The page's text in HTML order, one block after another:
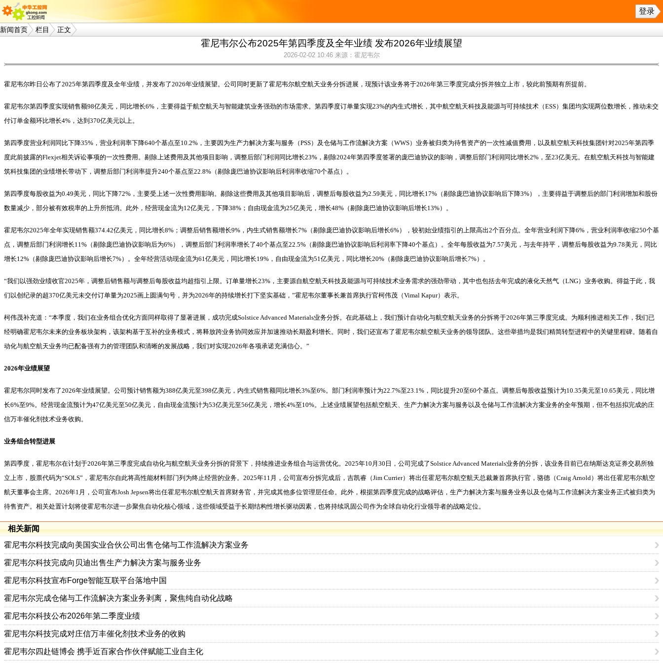
登录
新闻首页 栏目 正文
霍尼韦尔公布2025年第四季度及全年业绩 发布2026年业绩展望
2026-02-02 10:46 来源：霍尼韦尔
霍尼韦尔昨日公布了2025年第四季度及全年业绩，并发布了2026年业绩展望。公司同时更新了霍尼韦尔航空航天业务分拆进展，现预计该业务将于2026年第三季度完成分拆并独立上市，较此前预期有所提前。
霍尼韦尔第四季度实现销售额98亿美元，同比增长6%，主要得益于航空航天与智能建筑业务强劲的市场需求。第四季度订单量实现23%的内生式增长，其中航空航天科技及能源与可持续技术（ESS）集团均实现两位数增长，推动未交
付订单金额环比增长4%，达到370亿美元以上。
第四季度营业利润同比下降35%，营业利润率下降640个基点至10.2%，主要因为生产力解决方案与服务（PSS）及仓储与工作流解决方案（WWS）业务被归类为待售资产的一次性减值费用，以及航空航天科技集团针对2025年第四季
度此前披露的Flexjet相关诉讼事项的一次性费用。剔除上述费用及其他项目影响，调整后部门利润同比增长23%，剔除2024年第四季度签署的庞巴迪协议的影响，调整后部门利润同比增长2%，至23亿美元。在航空航天科技与智能建
筑科技集团的业绩增长带动下，调整后部门利润率提升240个基点至22.8%（剔除庞巴迪协议影响后利润率收缩70个基点）。
第四季度每股收益为0.49美元，同比下降72%，主要受上述一次性费用影响。剔除这些费用及其他项目影响后，调整后每股收益为2.59美元，同比增长17%（剔除庞巴迪协议影响后下降3%），主要得益于调整后的部门利润增加和股份
数量减少，部分被有效税率的上升所抵消。此外，经营现金流为12亿美元，下降38%；自由现金流为25亿美元，增长48%（剔除庞巴迪协议影响后增长13%）。
霍尼韦尔2025年全年实现销售额374.42亿美元，同比增长8%；调整后销售额增长9%，内生式销售额增长7%（剔除庞巴迪协议影响后增长6%），较初始业绩指引的上限高出2个百分点。全年营业利润下降6%，营业利润率收缩250个基
点，调整后部门利润增长11%（剔除庞巴迪协议影响后为6%），调整后部门利润率增长了40个基点至22.5%（剔除庞巴迪协议影响后利润率下降40个基点）。全年每股收益为7.57美元，与去年持平，调整后每股收益为9.78美元，同比
增长12%（剔除庞巴迪协议影响后增长7%）。全年经营活动现金流为61亿美元，同比增长19%，自由现金流为51亿美元，同比增长20%（剔除庞巴迪协议影响后增长7%）。
“我们以强劲业绩收官2025年，调整后销售额与调整后每股收益均超指引上限。订单量增长23%，主要源自航空航天科技及能源与可持续技术业务需求的强劲带动，其中也包括去年完成的液化天然气（LNG）业务收购。得益于此，我
们以创纪录的超370亿美元未交付订单量为2025画上圆满句号，并为2026年的持续增长打下坚实基础，”霍尼韦尔董事长兼首席执行官柯伟茂（Vimal Kapur）表示。
柯伟茂补充道：“本季度，我们在业务组合优化方面同样取得了显著进展，成功完成Solstice Advanced Materials业务分拆。在此基础上，我们预计自动化与航空航天业务的分拆将于2026年第三季度完成。为顺利推进相关工作，我们已
经明确霍尼韦尔未来的业务板块架构，该架构基于互补的业务模式，将释放跨业务协同效应并加速推动长期盈利增长。同时，我们还宣布了霍尼韦尔航空航天业务的领导团队。这些举措均是我们精简转型进程中的关键里程碑。随着自
动化与航空航天业务均已配备强有力的管理团队和清晰的发展战略，我们对实现2026年各项承诺充满信心。”
2026年业绩展望
霍尼韦尔同时发布了2026年业绩展望。公司预计销售额为388亿美元至398亿美元，内生式销售额同比增长3%至6%。部门利润率预计为22.7%至23.1%，同比提升20至60个基点。调整后每股收益预计为10.35美元至10.65美元，同比增
长6%至9%。经营现金流预计为47亿美元至50亿美元，自由现金流预计为53亿美元至56亿美元，增长4%至10%。上述业绩展望包括航空航天、生产力解决方案与服务以及仓储与工作流解决方案业务的全年预期，但不包括拟完成的庄
信万丰催化剂技术业务收购。
业务组合转型进展
第四季度，霍尼韦尔在计划于2026年第三季度完成自动化与航空航天业务分拆的背景下，持续推进业务组合与运营优化。2025年10月30日，公司完成了Solstice Advanced Materials业务的分拆，该业务目前已在纳斯达克证券交易所独
立上市，股票代码为“SOLS”，霍尼韦尔自此将高性能材料部门列为终止经营的业务。2025年11月，公司宣布分拆完成后，吉凯睿（Jim Currier）将出任霍尼韦尔航空航天总裁兼首席执行官，骆德（Craig Arnold）将出任霍尼韦尔航空
航天董事会主席。2026年1月，公司宣布Josh Jepsen将出任霍尼韦尔航空航天首席财务官，并完成其他多位管理层任命。此外，根据第四季度完成的战略评估，生产力解决方案与服务业务以及仓储与工作流解决方案业务正式被归类为
待售资产。相关处置计划将使霍尼韦尔进一步聚焦自动化核心领域，这些领域受益于长期结构性增长驱动因素，也将持续巩固公司作为全球自动化行业领导者的战略定位。
相关新闻
霍尼韦尔科技完成向美国实业合伙公司出售仓储与工作流解决方案业务
霍尼韦尔科技完成向贝迪出售生产力解决方案与服务业务
霍尼韦尔科技宣布Forge智能互联平台落地中国
霍尼韦尔完成仓储与工作流解决方案业务剥离，聚焦纯自动化战略
霍尼韦尔科技公布2026年第二季度业绩
霍尼韦尔科技完成对庄信万丰催化剂技术业务的收购
霍尼韦尔四赴链博会 携手近百家合作伙伴赋能工业自主化